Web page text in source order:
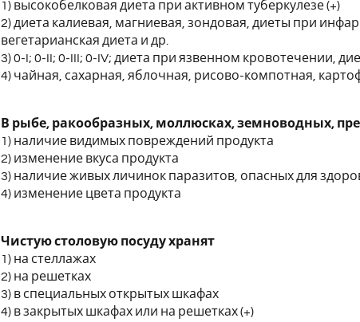
1) высокобелковая диета при активном туберкулезе (+)
2) диета калиевая, магниевая, зондовая, диеты при
вегетарианская диета и др.
3) 0-I; 0-II; 0-III; 0-IV; диета при язвенном кровотечении,
4) чайная, сахарная, яблочная, рисово-компотная,
В рыбе, ракообразных, моллюсках, земноводных,
1) наличие видимых повреждений продукта
2) изменение вкуса продукта
3) наличие живых личинок паразитов, опасных для
4) изменение цвета продукта
Чистую столовую посуду хранят
1) на стеллажах
2) на решетках
3) в специальных открытых шкафах
4) в закрытых шкафах или на решетках (+)